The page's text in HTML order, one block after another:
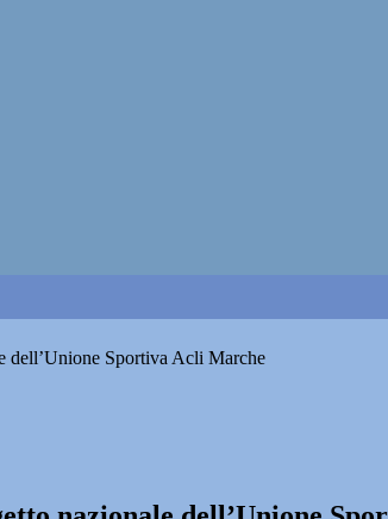
dell’Unione Sportiva Acli Marche